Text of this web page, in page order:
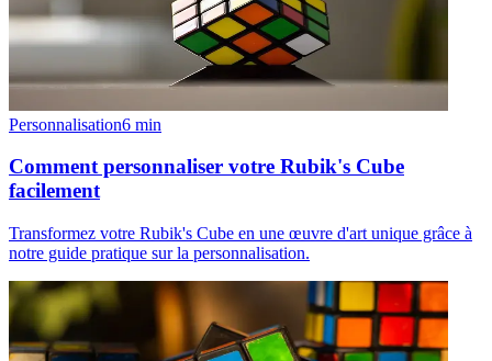
Personnalisation6 min
Comment personnaliser votre Rubik's Cube
facilement
Transformez votre Rubik's Cube en une œuvre d'art unique grâce à
notre guide pratique sur la personnalisation.